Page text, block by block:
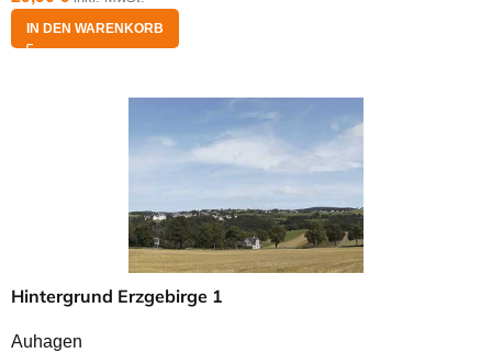
IN DEN WARENKORB
Hintergrund Erzgebirge 1
Auhagen